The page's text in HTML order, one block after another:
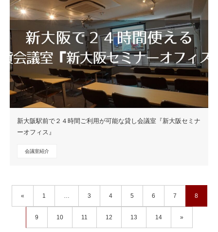
新大阪駅前で２４時間ご利用が可能な貸し会議室『新大阪セミナ
ーオフィス』
会議室紹介
« 1 3 4 5 6 7 8
9 10 11 12 13 14 »